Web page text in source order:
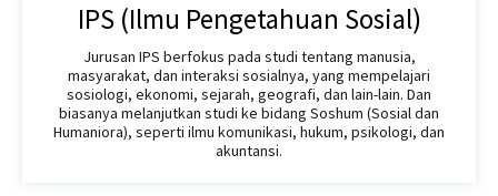
IPS (Ilmu Pengetahuan Sosial)
Jurusan IPS berfokus pada studi tentang manusia,
masyarakat, dan interaksi sosialnya, yang mempelajari
sosiologi, ekonomi, sejarah, geografi, dan lain-lain. Dan
biasanya melanjutkan studi ke bidang Soshum (Sosial dan
Humaniora), seperti ilmu komunikasi, hukum, psikologi, dan
akuntansi.